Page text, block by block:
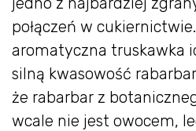
połączeń w cukiernictwie.
aromatyczna truskawka
silną kwasowość
że rabarbar z
wcale nie jest owocem,